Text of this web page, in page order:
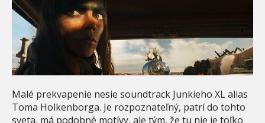
Malé prekvapenie nesie soundtrack Junkieho XL alias
Toma Holkenborga. Je rozpoznateľný, patrí do tohto
sveta, má podobné motívy, ale tým, že tu nie je toľko